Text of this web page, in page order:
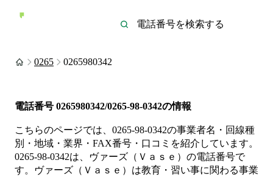
0265 0265980342
電話番号 0265980342/0265-98-0342の情報
こちらのページでは、 0265-98-0342の事業者名・回線種
別・地域・業界・FAX番号・口コミを紹介しています。
0265-98-0342は、 ヴァーズ（Ｖａｓｅ） の電話番号で
す。
ヴァーズ（Ｖａｓｅ）は教育・習い事に関わる事業